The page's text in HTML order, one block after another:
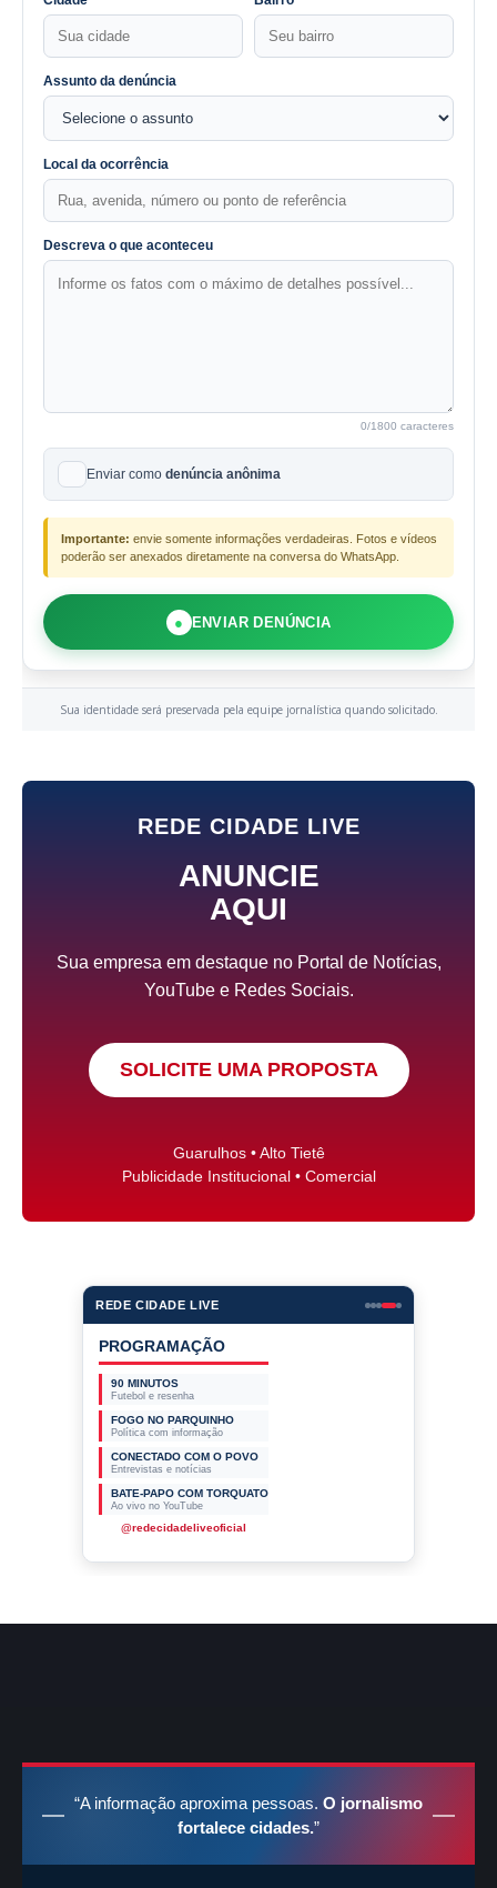
Assunto da denúncia
Local da ocorrência
Descreva o que aconteceu
0/1800 caracteres
Enviar como denúncia anônima
Importante: envie somente informações verdadeiras. Fotos e vídeos
poderão ser anexados diretamente na conversa do WhatsApp.
● ENVIAR DENÚNCIA
Sua identidade será preservada pela equipe jornalística quando solicitado.
REDE CIDADE LIVE
ANUNCIE
AQUI
Sua empresa em destaque no Portal de Notícias,
YouTube e Redes Sociais.
SOLICITE UMA PROPOSTA
Guarulhos • Alto Tietê
Publicidade Institucional • Comercial
REDE CIDADE LIVE
PROGRAMAÇÃO
90 MINUTOS
Futebol e resenha
FOGO NO PARQUINHO
Política com informação
CONECTADO COM O POVO
Entrevistas e notícias
BATE-PAPO COM TORQUATO
Ao vivo no YouTube
@redecidadeliveoficial
“A informação aproxima pessoas. O jornalismo
fortalece cidades.”